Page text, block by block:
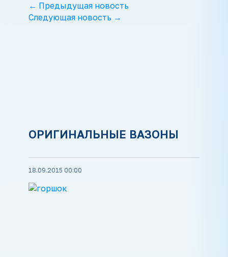
← Предыдущая новость
Следующая новость →
ОРИГИНАЛЬНЫЕ ВАЗОНЫ
18.09.2015 00:00